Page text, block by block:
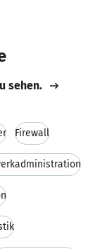
sehen.
Firewall